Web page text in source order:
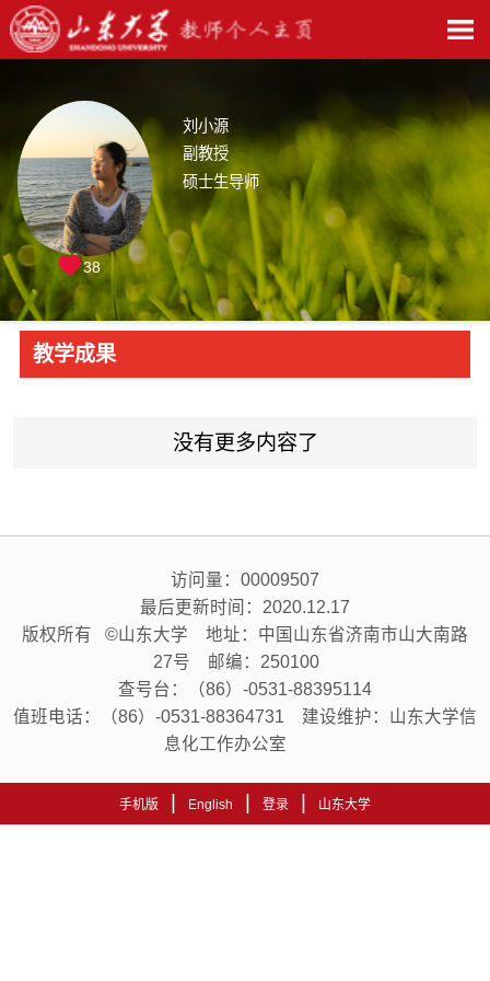
刘小源
副教授
硕士生导师
38
教学成果
没有更多内容了
访问量： 00009507
最后更新时间： 2020.12.17
版权所有 ©山东大学 地址：中国山东省济南市山大南路
27号 邮编：250100
查号台：（86）-0531-88395114
值班电话：（86）-0531-88364731 建设维护：山东大学信
息化工作办公室
手机版 English 登录 山东大学